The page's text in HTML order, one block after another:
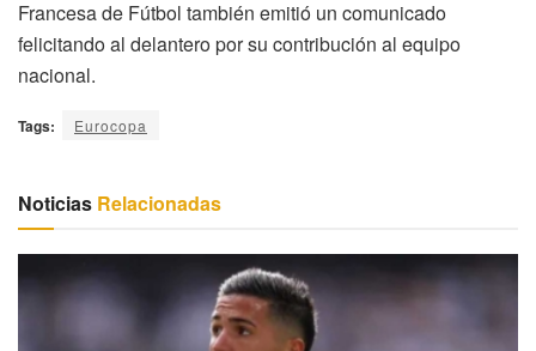
Francesa de Fútbol también emitió un comunicado
felicitando al delantero por su contribución al equipo
nacional.
Tags: Eurocopa
Noticias Relacionadas